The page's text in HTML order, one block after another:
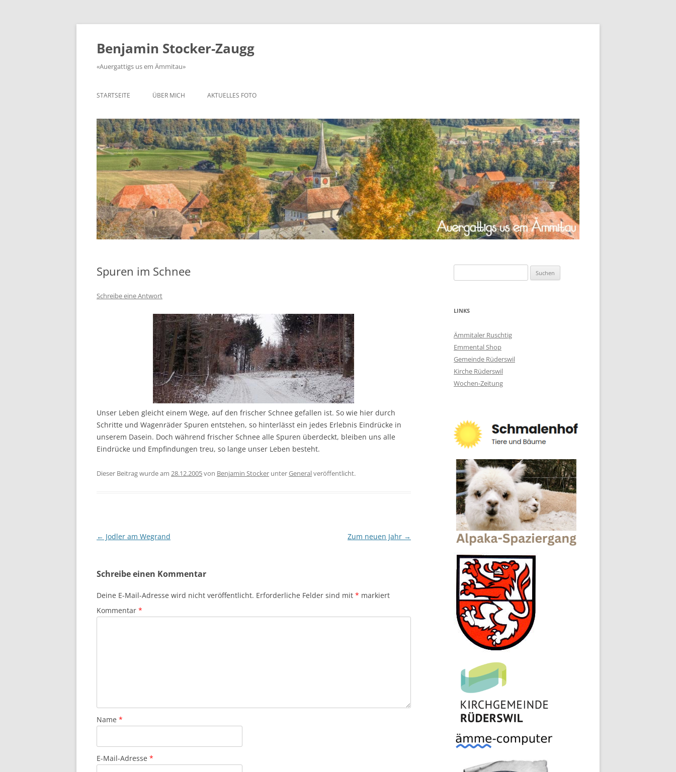
Zum
springen
Benjamin Stocker-Zaugg
«Auergattigs us em Ämmitau»
STARTSEITE ÜBER MICH AKTUELLES FOTO
Spuren im Schnee
Schreibe eine Antwort
Unser Leben gleicht einem Wege, auf den frischer Schnee gefallen ist. So wie hier durch
Schritte und Wagenräder Spuren entstehen, so hinterlässt ein jedes Erlebnis Eindrücke in
unserem Dasein. Doch während frischer Schnee alle Spuren überdeckt, bleiben uns alle
Eindrücke und Empfindungen treu, so lange unser Leben besteht.
Dieser Beitrag wurde am 28.12.2005von Benjamin Stocker unterGeneralveröffentlicht.
Beitragsnavigation
← Jodler am Wegrand Zum neuen Jahr →
Schreibe einen Kommentar
Deine E-Mail-Adresse wird nicht veröffentlicht. Erforderliche Felder sind mit * markiert
Kommentar *
Name *
E-Mail-Adresse *
nach:
LINKS
Ämmitaler Ruschtig
Emmental Shop
Gemeinde Rüderswil
Kirche Rüderswil
Wochen-Zeitung